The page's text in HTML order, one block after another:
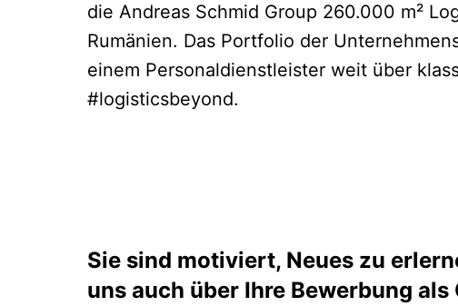
die Andreas Schmid Group 260.000 m²
Rumänien. Das Portfolio der
einem Personaldienstleister weit über
#logisticsbeyond.
Sie sind motiviert, Neues zu
uns auch über Ihre Bewerbung als